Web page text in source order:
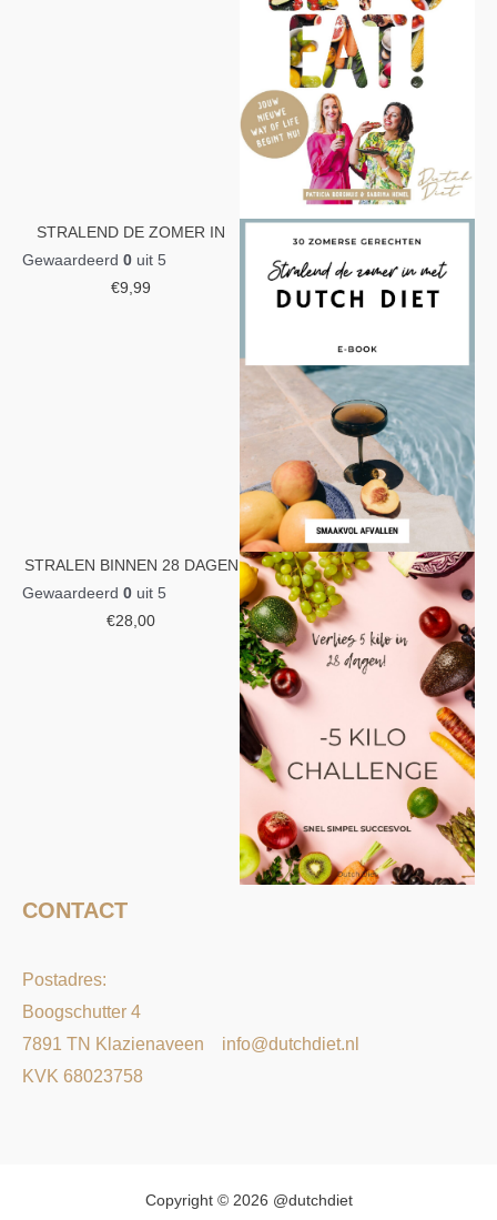
STRALEND DE ZOMER IN
Gewaardeerd 0 uit 5
€9,99
STRALEN BINNEN 28 DAGEN
Gewaardeerd 0 uit 5
€28,00
CONTACT
Postadres:
Boogschutter 4
7891 TN Klazienaveen info@dutchdiet.nl
KVK 68023758
Copyright © 2026 @dutchdiet